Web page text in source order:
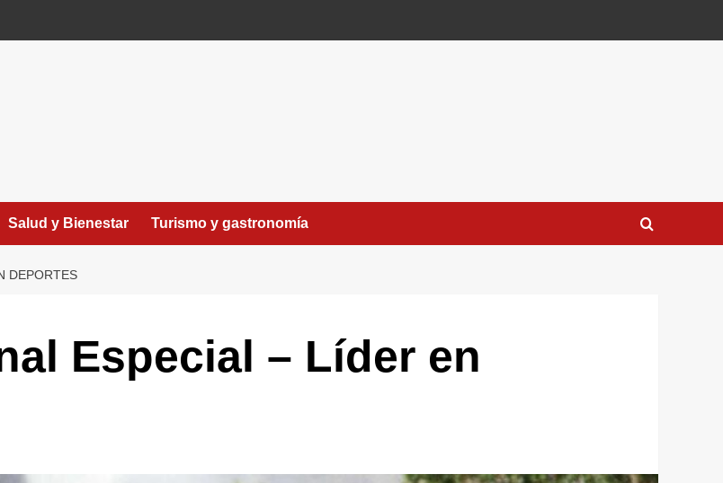
Salud y Bienestar Turismo y gastronomía
DEPORTES
Especial – Líder en